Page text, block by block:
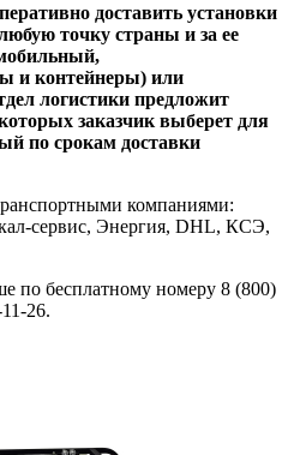
доставить установки
точку страны и за ее
и контейнеры) или
логистики предложит
заказчик выберет для
по срокам доставки
компаниями:
сервис, Энергия, DHL, КСЭ,
по бесплатному номеру 8 (800)
26.